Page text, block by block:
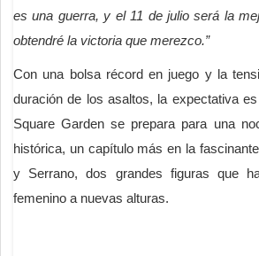
es una guerra, y el 11 de julio será la
obtendré la victoria que merezco.”
Con una bolsa récord en juego y la
duración de los asaltos, la expectativa
Square Garden se prepara para una
histórica, un capítulo más en la
y Serrano, dos grandes figuras que
femenino a nuevas alturas.